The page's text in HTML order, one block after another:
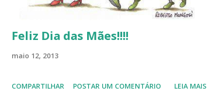
Feliz Dia das Mães!!!!
maio 12, 2013
COMPARTILHAR POSTAR UM COMENTÁRIO LEIA MAIS